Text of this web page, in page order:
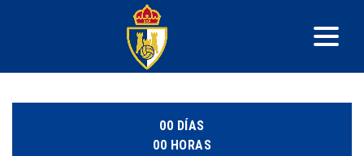
00 DÍAS
00 HORAS